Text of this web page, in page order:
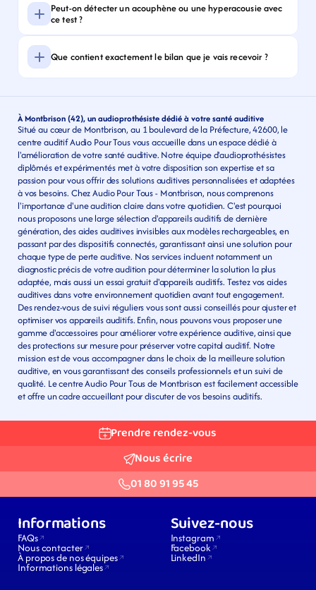
Peut-on détecter un acouphène ou une hyperacousie avec
ce test ?
Que contient exactement le bilan que je vais recevoir ?
À Montbrison (42), un audioprothésiste dédié à votre santé auditive
Situé au cœur de Montbrison, au 1 boulevard de la Préfecture, 42600, le
centre auditif Audio Pour Tous vous accueille dans un espace dédié à
l'amélioration de votre santé auditive. Notre équipe d'audioprothésistes
diplômés et expérimentés met à votre disposition son expertise et sa
passion pour vous offrir des solutions auditives personnalisées et adaptées
à vos besoins. Chez Audio Pour Tous - Montbrison, nous comprenons
l'importance d'une audition claire dans votre quotidien. C'est pourquoi
nous proposons une large sélection d'appareils auditifs de dernière
génération, des aides auditives invisibles aux modèles rechargeables, en
passant par des dispositifs connectés, garantissant ainsi une solution pour
chaque type de perte auditive. Nos services incluent notamment un
diagnostic précis de votre audition pour déterminer la solution la plus
adaptée, mais aussi un essai gratuit d'appareils auditifs. Testez vos aides
auditives dans votre environnement quotidien avant tout engagement.
Des rendez-vous de suivi réguliers vous sont aussi conseillés pour ajuster et
optimiser vos appareils auditifs. Enfin, nous pouvons vous proposer une
gamme d'accessoires pour améliorer votre expérience auditive, ainsi que
des protections sur mesure pour préserver votre capital auditif. Notre
mission est de vous accompagner dans le choix de la meilleure solution
auditive, en vous garantissant des conseils professionnels et un suivi de
qualité. Le centre Audio Pour Tous de Montbrison est facilement accessible
et offre un cadre accueillant pour discuter de vos besoins auditifs.
Prendre rendez-vous
Nous écrire
01 80 91 95 45
Informations
FAQs
Nous contacter
À propos de nos équipes
Informations légales
Suivez-nous
Instagram
Facebook
LinkedIn